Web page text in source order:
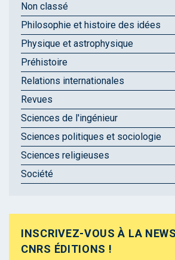
Non classé
Philosophie et histoire des idées
Physique et astrophysique
Préhistoire
Relations internationales
Revues
Sciences de l'ingénieur
Sciences politiques et sociologie
Sciences religieuses
Société
INSCRIVEZ-VOUS À LA
CNRS ÉDITIONS !